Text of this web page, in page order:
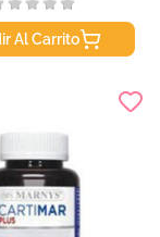
Al Carrito